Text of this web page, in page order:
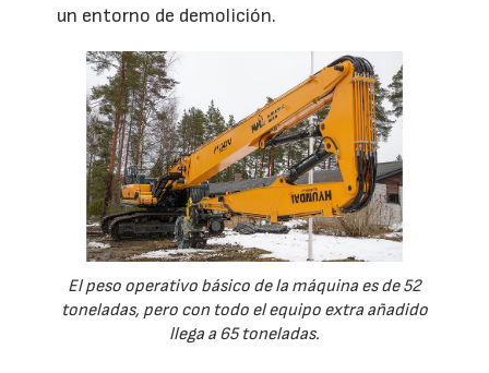
un entorno de demolición.
El peso operativo básico de la máquina es de 52
toneladas, pero con todo el equipo extra añadido
llega a 65 toneladas.